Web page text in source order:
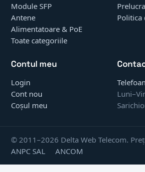
Module SFP
Antene
Alimentatoare & PoE
Toate categoriile
Politica
Contul meu
Login
Cont nou
Coșul meu
© 2011–2026 Delta Web Telecom.
ANPC SAL
ANCOM